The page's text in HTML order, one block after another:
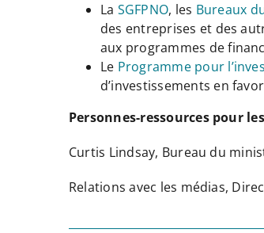
La SGFPNO, les Bureaux
des entreprises et des
aux programmes de
Le Programme pour
d’investissements en
Personnes-ressources pour
Curtis Lindsay, Bureau du
Relations avec les médias,